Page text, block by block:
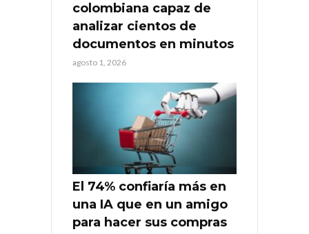
colombiana capaz de
analizar cientos de
documentos en minutos
agosto 1, 2026
El 74% confiaría más en
una IA que en un amigo
para hacer sus compras